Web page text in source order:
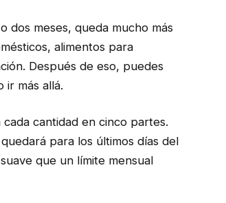
dos meses, queda mucho más
alimentos para
Después de eso, puedes
ir más allá.
cantidad en cinco partes.
para los últimos días del
que un límite mensual